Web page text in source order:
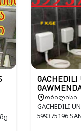
GACHEDILI
თბილისი
GACHEDILI
599375196